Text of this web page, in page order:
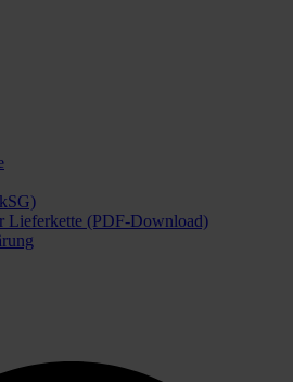
Lieferkette (PDF-Download)